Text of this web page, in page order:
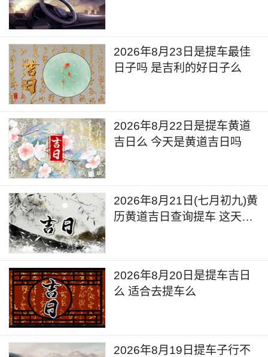
2026年8月23日是提车最佳
日子吗 是吉利的好日子么
2026年8月22日是提车黄道
吉日么 今天是黄道吉日吗
2026年8月21日(七月初九)黄
历黄道吉日查询提车 这天日
2026年8月20日是提车吉日
么 适合去提车么
2026年8月19日提车子行不